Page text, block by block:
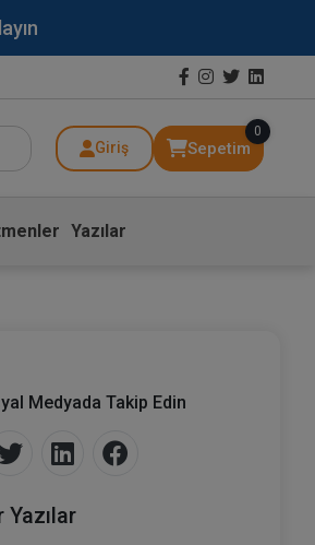
Giriş Sepetim
0
Yazılar
Medyada Takip Edin
Yazılar